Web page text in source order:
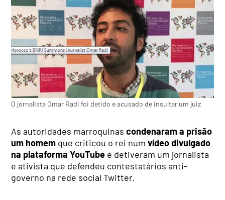
O jornalista Omar Radi foi detido e acusado de insultar um juiz
As autoridades marroquinascondenaram a prisão
um homem que criticou o rei numvídeo divulgado
na plataforma YouTube e detiveram um jornalista
e ativista que defendeu contestatários anti-
governo na rede social Twitter.